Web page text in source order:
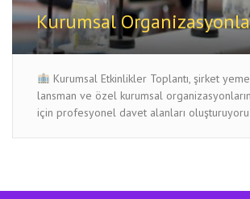
Kurumsal
Kurumsal Etkinlikler Toplantı, şirket
lansman ve özel kurumsal
için profesyonel davet alanları